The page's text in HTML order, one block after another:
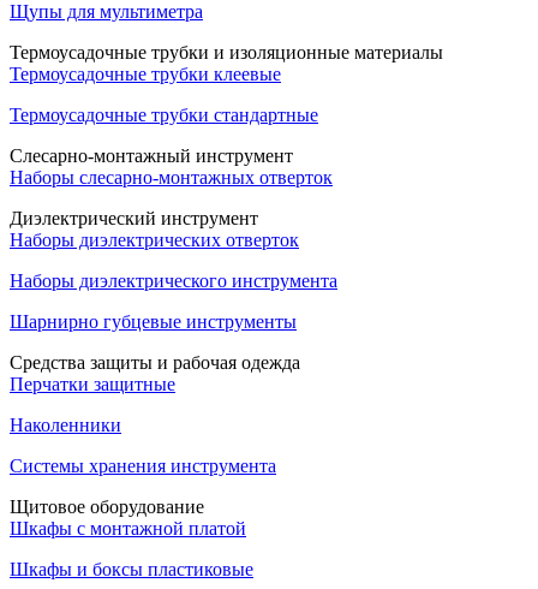
Щупы для мультиметра
Термоусадочные трубки и изоляционные материалы
Термоусадочные трубки клеевые
Термоусадочные трубки стандартные
Слесарно-монтажный инструмент
Наборы слесарно-монтажных отверток
Диэлектрический инструмент
Наборы диэлектрических отверток
Наборы диэлектрического инструмента
Шарнирно губцевые инструменты
Средства защиты и рабочая одежда
Перчатки защитные
Наколенники
Системы хранения инструмента
Щитовое оборудование
Шкафы с монтажной платой
Шкафы и боксы пластиковые